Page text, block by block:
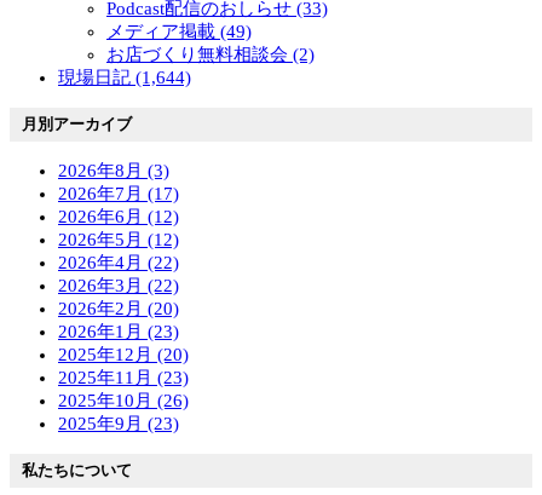
Podcast配信のおしらせ (33)
メディア掲載 (49)
お店づくり無料相談会 (2)
現場日記 (1,644)
月別アーカイブ
2026年8月 (3)
2026年7月 (17)
2026年6月 (12)
2026年5月 (12)
2026年4月 (22)
2026年3月 (22)
2026年2月 (20)
2026年1月 (23)
2025年12月 (20)
2025年11月 (23)
2025年10月 (26)
2025年9月 (23)
私たちについて